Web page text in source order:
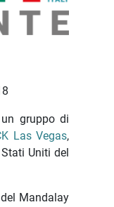
gruppo di
Las Vegas,
Uniti del
Mandalay